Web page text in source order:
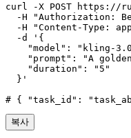
curl -X POST https://
-H "Authorization:
-H "Content-Type:
  -d '{
"model": "kling-
"prompt": "A
    "duration": "5"
  }'
# { "task_id":
복사